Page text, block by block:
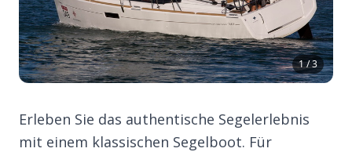
1 / 3
Erleben Sie das authentische Segelerlebnis
mit einem klassischen Segelboot. Für